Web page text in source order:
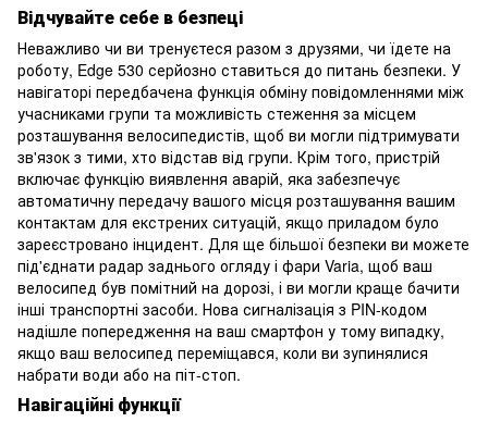
Відчувайте себе в безпеці
Неважливо чи ви тренуєтеся разом з друзями, чи їдете на
роботу, Edge 530 серйозно ставиться до питань безпеки. У
навігаторі передбачена функція обміну повідомленнями між
учасниками групи та можливість стеження за місцем
розташування велосипедистів, щоб ви могли підтримувати
зв'язок з тими, хто відстав від групи. Крім того, пристрій
включає функцію виявлення аварій, яка забезпечує
автоматичну передачу вашого місця розташування вашим
контактам для екстрених ситуацій, якщо приладом було
зареєстровано інцидент. Для ще більшої безпеки ви можете
під'єднати радар заднього огляду і фари Varia, щоб ваш
велосипед був помітний на дорозі, і ви могли краще бачити
інші транспортні засоби. Нова сигналізація з PIN-кодом
надішле попередження на ваш смартфон у тому випадку,
якщо ваш велосипед переміщався, коли ви зупинялися
набрати води або на піт-стоп.
Навігаційні функції